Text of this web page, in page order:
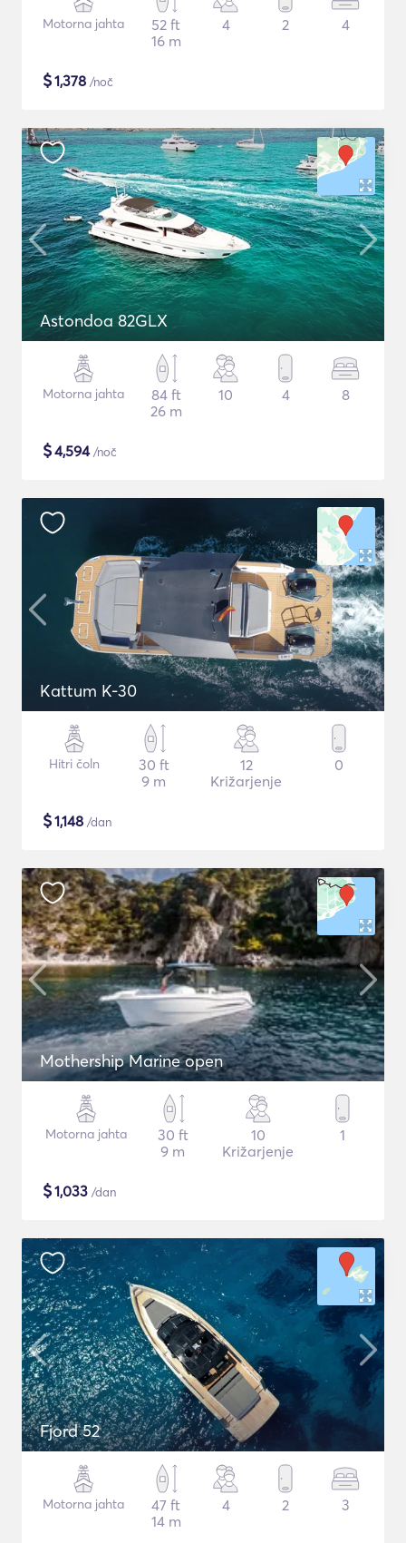
Motorna jahta
52 ft
16 m
4 2 4
$1,378 /noč
Astondoa 82GLX
Motorna jahta
84 ft
26 m
10 4 8
$4,594/noč
Kattum K-30
Hitri čoln
30 ft
9 m
12
Križarjenje
0
$1,148 /dan
Mothership Marine open
Motorna jahta
30 ft
9 m
10
Križarjenje
1
$1,033 /dan
Fjord 52
Motorna jahta
47 ft
14 m
4 2 3